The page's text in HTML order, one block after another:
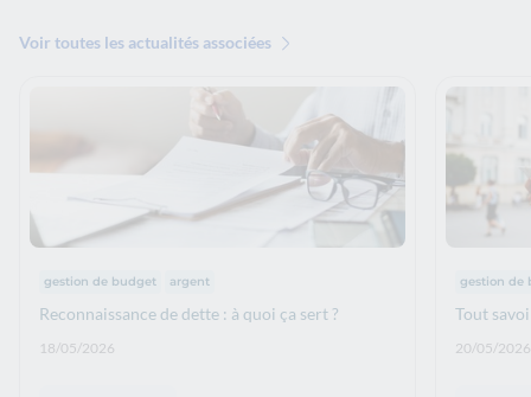
Voir toutes les actualités associées
Thématiques :
gestion de budget argent
Reconnaissance de dette : à quoi ça sert ?
Date de publication: :
18/05/2026
gestion de
Tout
Date de
20/05/2026